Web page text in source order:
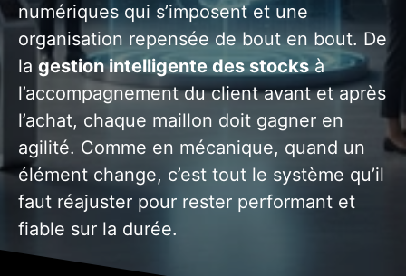
numériques qui s’imposent et une
organisation repensée de bout en bout. De
la gestion intelligente des stocksà
l’accompagnement du client avant et après
l’achat, chaque maillon doit gagner en
agilité. Comme en mécanique, quand un
élément change, c’est tout le système qu’il
faut réajuster pour rester performant et
fiable sur la durée.